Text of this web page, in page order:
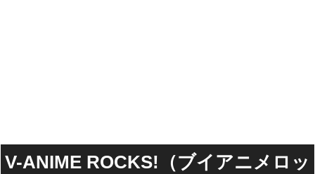
V-ANIME ROCKS!（ブイアニメロッ